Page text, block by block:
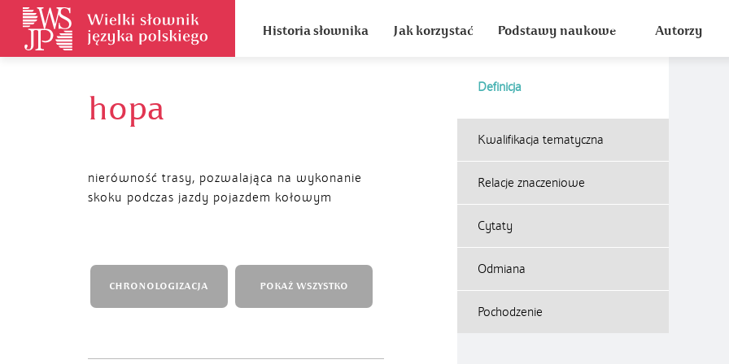
Historia słownika Jak korzystać Podstawy naukowe Autorzy
hopa
Definicja
nierówność trasy, pozwalająca na wykonanie
skoku podczas jazdy pojazdem kołowym
Kwalifikacja tematyczna
Relacje znaczeniowe
Cytaty
Odmiana
Pochodzenie
CHRONOLOGIZACJA POKAŻ WSZYSTKO